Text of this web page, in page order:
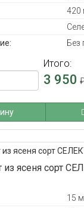
420
Без
Итого:
3 950
ясеня сорт
15